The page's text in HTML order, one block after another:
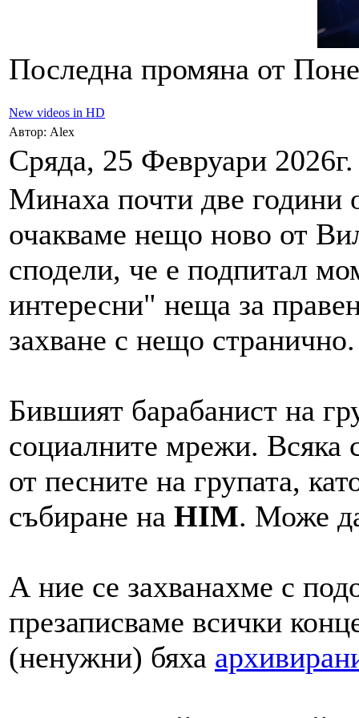
Последна промяна от
New videos in HD
Автор: Alex
Сряда, 25 Февруари
Минаха почти две години
очакваме нещо ново от
сподели, че е подпитал
интересни" неща за
захване с нещо странично.
Бившият барабанист на
социалните мрежи. Всяка
от песните на групата,
събиране на HIM. Може
А ние се захванахме с
презаписваме всички
(ненужни) бяха